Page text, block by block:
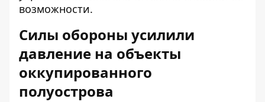
возможности.
Силы обороны усилили
давление на объекты
оккупированного
полуострова